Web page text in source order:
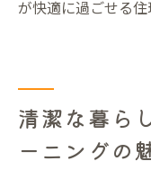
が快適に過ごせる住
清潔な暮ら
ーニングの